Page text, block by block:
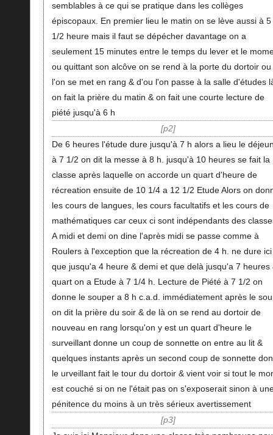
semblables à ce qui se pratique dans les collèges
épiscopaux. En premier lieu le matin on se lève aussi à 5
1/2 heure mais il faut se dépécher davantage on a
seulement 15 minutes entre le temps du lever et le
ou quittant son alcôve on se rend à la porte du dortoir ou
l'on se met en rang & d'ou l'on passe à la salle d'études
on fait la prière du matin & on fait une courte lecture de
piété jusqu'à 6 h
p2
De 6 heures l'étude dure jusqu'à 7 h alors a lieu le
à 7 1/2 on dit la messe à 8 h. jusqu'à 10 heures se fait la
classe après laquelle on accorde un quart d'heure de
récreation ensuite de 10 1/4 a 12 1/2 Etude Alors on
les cours de langues, les cours facultatifs et les cours de
mathématiques car ceux ci sont indépendants des
A midi et demi on dine l'après midi se passe comme à
Roulers à l'exception que la récreation de 4 h. ne dure ici
que jusqu'a 4 heure & demi et que delà jusqu'a 7 heures
quart on a Etude à 7 1/4 h. Lecture de Piété à 7 1/2 on
donne le souper a 8 h c.a.d. immédiatement après le
on dit la prière du soir & de là on se rend au dortoir de
nouveau en rang lorsqu'on y est un quart d'heure le
surveillant donne un coup de sonnette on entre au lit &
quelques instants après un second coup de sonnette
le urveillant fait le tour du dortoir & vient voir si tout le
est couché si on ne l'était pas on s'exposerait sinon à
pénitence du moins à un très sérieux avertissement
p3